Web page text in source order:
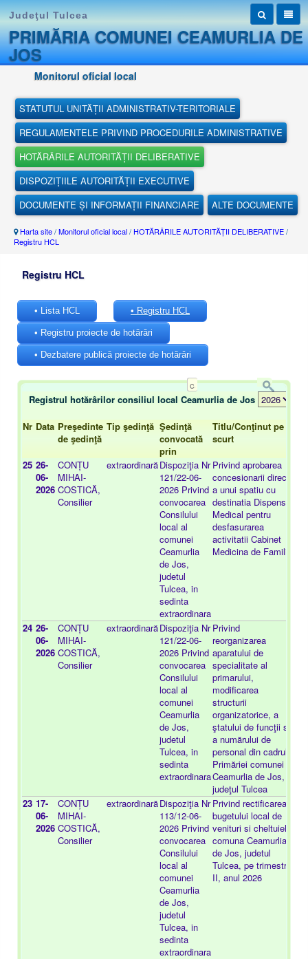
Judeţul Tulcea
PRIMĂRIA COMUNEI CEAMURLIA DE
JOS
Monitorul oficial local
STATUTUL UNITĂȚII ADMINISTRATIV-TERITORIALE
REGULAMENTELE PRIVIND PROCEDURILE ADMINISTRATIVE
HOTĂRÂRILE AUTORITĂȚII DELIBERATIVE
DISPOZIȚIILE AUTORITĂȚII EXECUTIVE
DOCUMENTE ȘI INFORMAȚII FINANCIARE
ALTE DOCUMENTE
Harta site/Monitorul oficial local/ HOTĂRÂRILE AUTORITĂȚII DELIBERATIVE/
Registru HCL
Registru HCL
• Lista HCL • Registru HCL
• Registru proiecte de hotărâri
• Dezbatere publică proiecte de hotărâri
Registrul hotărârilor consiliul local Ceamurlia de Jos
Nr Data Preşedinte
de şedinţă
Tip şedinţă Şedinţă
convocată
prin
Titlu/Conţinut pe
scurt
25 26-
06-
2026
CONȚU
MIHAI-
COSTICĂ,
Consilier
extraordinarăDispoziţia Nr
121/22-06-
2026 Privind
convocarea
Consilului
local al
comunei
Ceamurlia
de Jos,
judetul
Tulcea, in
sedinta
extraordinara
Privind aprobarea
concesionarii directe
a unui spatiu cu
destinatia Dispensar
Medical pentru
desfasurarea
activitatii Cabinet
Medicina de Familie
24 26-
06-
2026
CONȚU
MIHAI-
COSTICĂ,
Consilier
extraordinarăDispoziţia Nr
121/22-06-
2026 Privind
convocarea
Consilului
local al
comunei
Ceamurlia
de Jos,
judetul
Tulcea, in
sedinta
extraordinara
Privind
reorganizarea
aparatului de
specialitate al
primarului,
modificarea
structurii
organizatorice, a
ştatului de funcţii si
a numărului de
personal din cadrul
Primăriei comunei
Ceamurlia de Jos,
judeţul Tulcea
23 17-
06-
2026
CONȚU
MIHAI-
COSTICĂ,
Consilier
extraordinarăDispoziţia Nr
113/12-06-
2026 Privind
convocarea
Consilului
local al
comunei
Ceamurlia
de Jos,
judetul
Tulcea, in
sedinta
extraordinara
Privind rectificarea
bugetului local de
venituri si cheltuieli,
comuna Ceamurlia
de Jos, judetul
Tulcea, pe trimestrul
II, anul 2026